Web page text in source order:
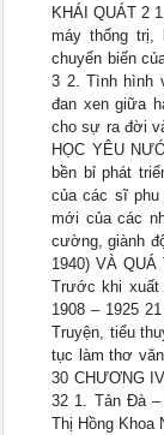
KHÁI QUÁT 2
máy thống trị,
chuyển biến
3 2. Tình hình
đan xen giữa
cho sự ra đời
HỌC YÊU
bền bỉ phát
của các sĩ
mới của các
cường, giành
1940) VÀ
Trước khi xuất
1908 – 1925
Truyện, tiểu
tục làm thơ
30 CHƯƠNG
32 1. Tản Đà
Thị Hồng Khoa